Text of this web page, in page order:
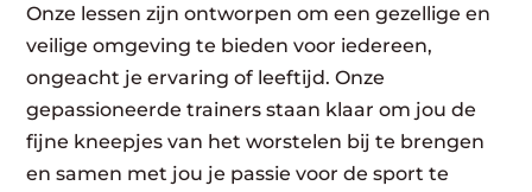
Onze lessen zijn ontworpen om een gezellige en
veilige omgeving te bieden voor iedereen,
ongeacht je ervaring of leeftijd. Onze
gepassioneerde trainers staan klaar om jou de
fijne kneepjes van het worstelen bij te brengen
en samen met jou je passie voor de sport te